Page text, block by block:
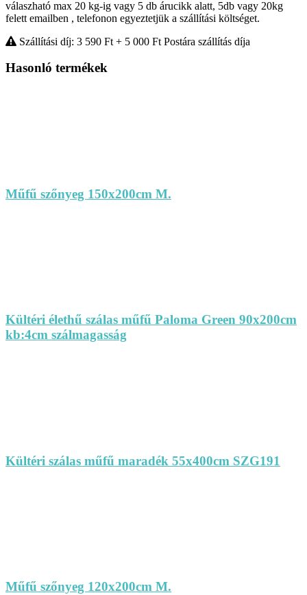
válaszható max 20 kg-ig vagy 5 db árucikk alatt, 5db vagy 20kg
felett emailben , telefonon egyeztetjük a szállítási költséget.
Szállítási díj: 3 590 Ft + 5 000 Ft Postára szállítás díja
Hasonló termékek
Műfű szőnyeg 150x200cm M.
Kültéri élethű szálas műfű Paloma Green 90x200cm
kb:4cm szálmagasság
Kültéri szálas műfű maradék 55x400cm SZG191
Műfű szőnyeg 120x200cm M.